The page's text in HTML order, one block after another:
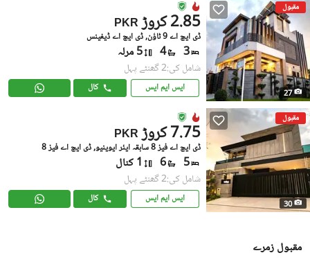
مقبول
27
PKR 2.85 کروڑ
ڈی ایچ اے 9 ٹاؤن, ڈی ایچ اے ڈیفینس
3
4 5 مرلہ
شامل کی:2 گھنٹے پہل
ایس ایم ایس کال
مقبول
30
PKR 7.75 کروڑ
ڈی ایچ اے فیز 8 سابقہ ایئر ایوینیو, ڈی ایچ اے فیز 8
5
6 1 کنال
شامل کی:2 گھنٹے پہل
ایس ایم ایس کال
مقبول زمرے